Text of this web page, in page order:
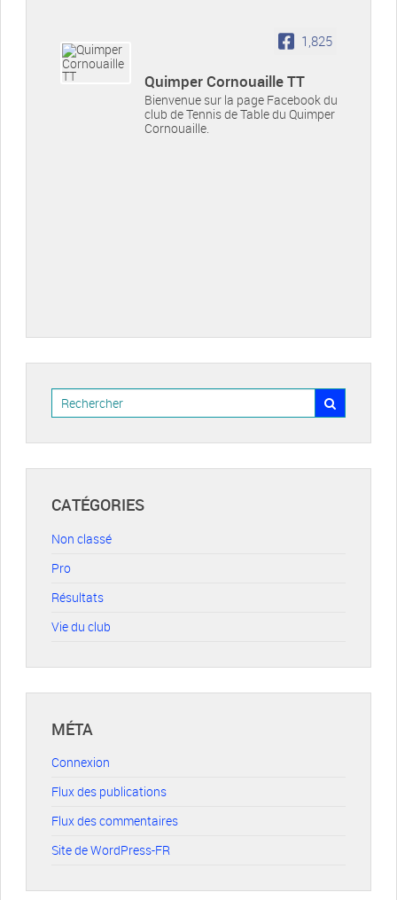
1,825
Quimper Cornouaille TT
Bienvenue sur la page Facebook du
club de Tennis de Table du Quimper
Cornouaille.
CATÉGORIES
Non classé
Pro
Résultats
Vie du club
MÉTA
Connexion
Flux des publications
Flux des commentaires
Site de WordPress-FR